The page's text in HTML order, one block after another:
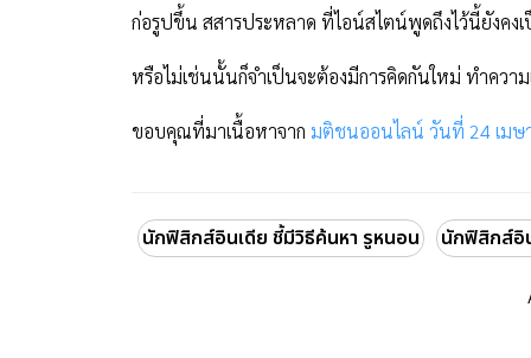
ก่อรูปขึ้น สสารประหลาด ที่ไอน์สไตน์พูดถึงไว้นี้ยังคง
หรือไม่เช่นนั้นก็จำเป็นจะต้องมีการคิดกันใหม่ ทำความ
ขอบคุณที่มาเนื้อหาจาก มติชนออนไลน์ วันที่ 24 เม
นักฟิสิกส์อินเดีย ชี้มีวิธีค้นหา รูหนอน นักฟิสิกส์อิ